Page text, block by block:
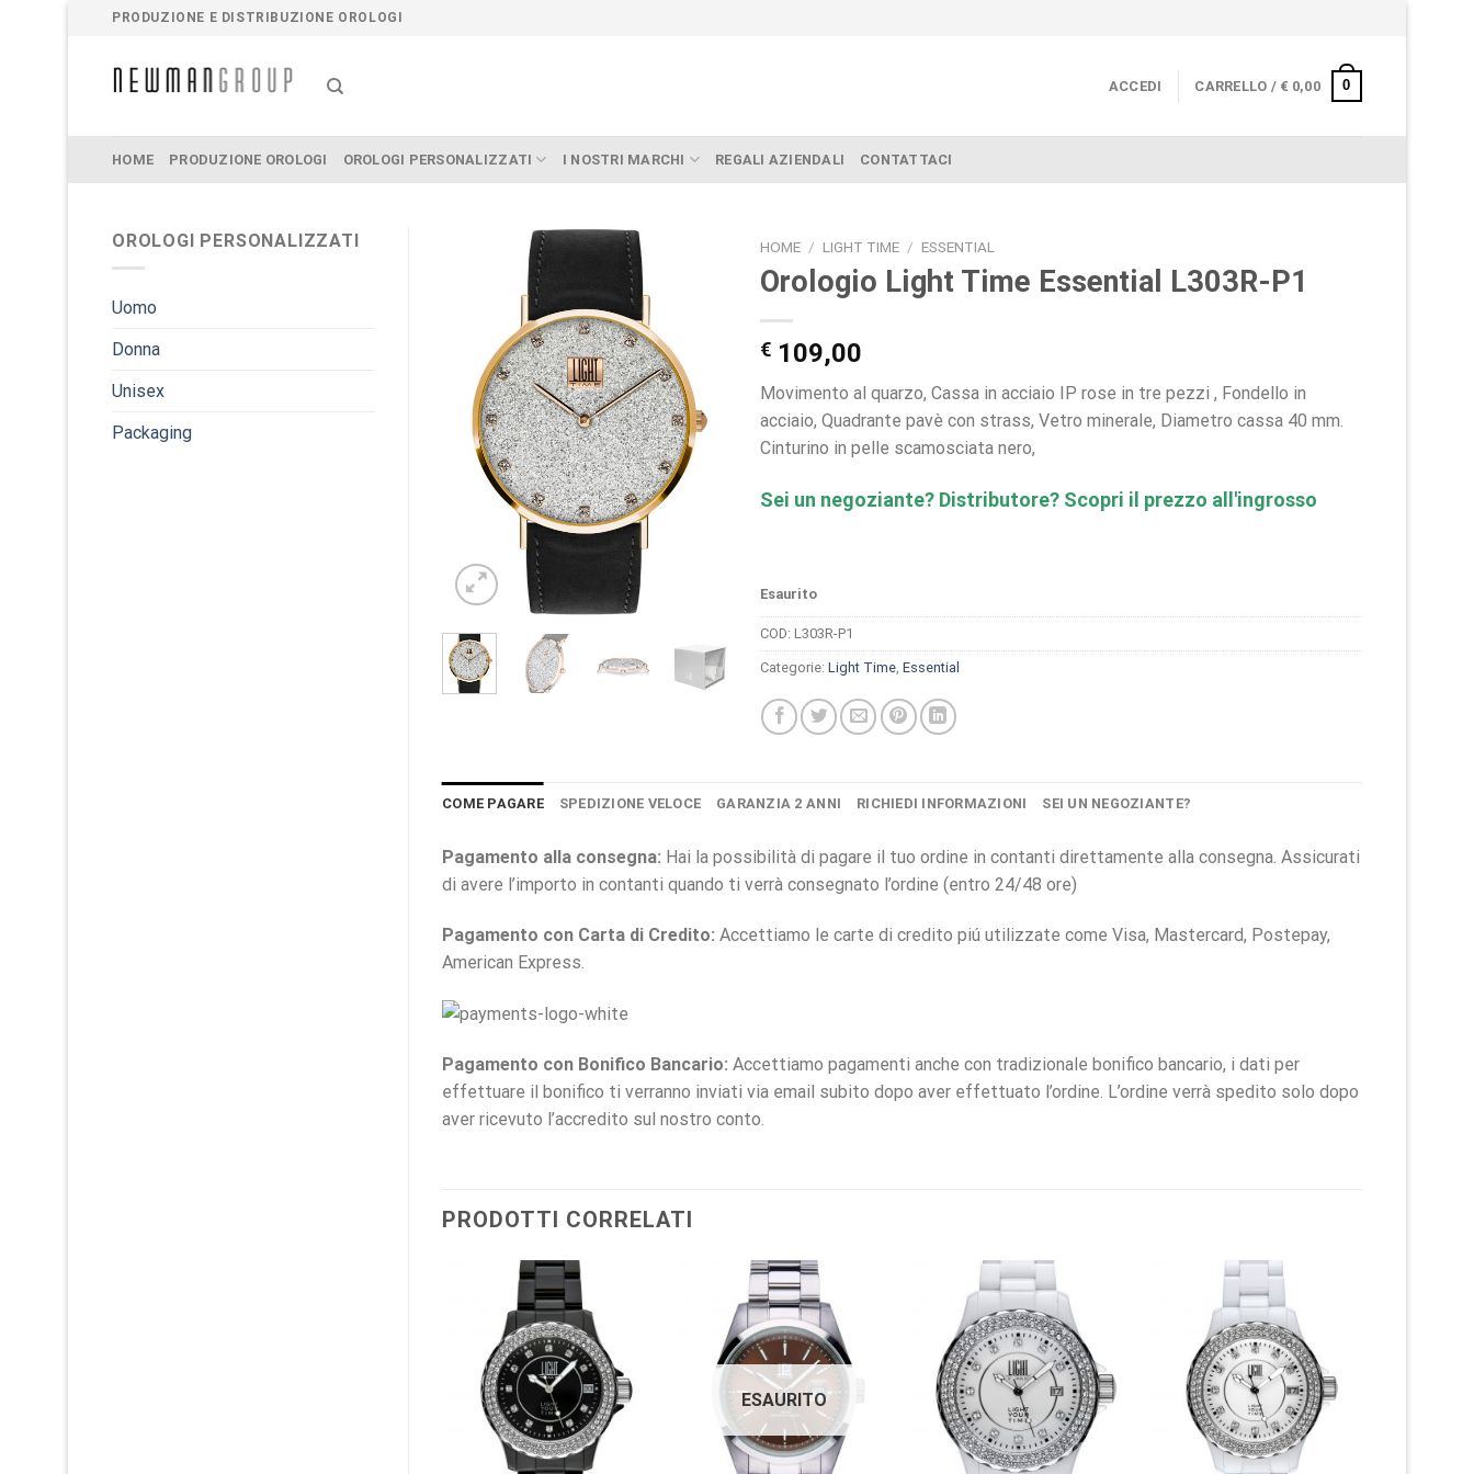
contenuti
PRODUZIONE E DISTRIBUZIONE OROLOGI
ACCEDI CARRELLO / € 0,00 0
HOME PRODUZIONE OROLOGI OROLOGI PERSONALIZZATI I NOSTRI MARCHI REGALI AZIENDALI CONTATTACI
OROLOGI PERSONALIZZATI
Uomo
Donna
Unisex
Packaging
HOME / LIGHT TIME / ESSENTIAL
Orologio Light Time Essential L303R-P1
€109,00
Movimento al quarzo, Cassa in acciaio IP rose in tre pezzi , Fondello in
acciaio, Quadrante pavè con strass, Vetro minerale, Diametro cassa 40 mm.
Cinturino in pelle scamosciata nero,
Sei un negoziante? Distributore? Scopri il prezzo all'ingrosso
Esaurito
COD: L303R-P1
Categorie: Light Time, Essential
COME PAGARE SPEDIZIONE VELOCE GARANZIA 2 ANNI RICHIEDI INFORMAZIONI SEI UN NEGOZIANTE?
Pagamento alla consegna: Hai la possibilità di pagare il tuo ordine in contanti direttamente alla consegna. Assicurati
di avere l’importo in contanti quando ti verrà consegnato l’ordine (entro 24/48 ore)
Pagamento con Carta di Credito: Accettiamo le carte di credito piú utilizzate come Visa, Mastercard, Postepay,
American Express.
Pagamento con Bonifico Bancario: Accettiamo pagamenti anche con tradizionale bonifico bancario, i dati per
effettuare il bonifico ti verranno inviati via email subito dopo aver effettuato l’ordine. L’ordine verrà spedito solo dopo
aver ricevuto l’accredito sul nostro conto.
PRODOTTI CORRELATI
ESAURITO